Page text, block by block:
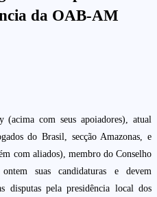
da OAB-AM
(acima com seus apoiadores), atual
do Brasil, secção Amazonas, e
com aliados), membro do Conselho
suas candidaturas e devem
disputas pela presidência local dos